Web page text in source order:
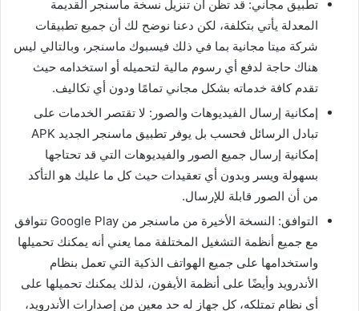
تطبيق مجاني: قد تظن أن تنزيل نسخة ماسنجر القديمة
المعدلة يأتي بتكلفة، لكن دعنا نوضح لك أن جميع تطبيقات
شركة ميتا مجانية بما في ذلك فيسبوك ماسنجر، وبالتالي ليس
هناك حاجة لدفع أي رسوم مالية لتحميله أو استخدامه حيث
تقدم كافة خدماته بشكل مجاني تمامًا ودون أي تكاليف.
إمكانية إرسال الفيديوهات والصور: لا تقتصر الخدمات على
تبادل الرسائل فحسب بل يوفر تطبيق ماسنجر الجديد APK
إمكانية إرسال جميع الصور والفيديوهات التي قد تحتاجها
بسهولة ويسر وبدون أي تعقيدات حيث كل ما عليك هو التأكد
من أن الصور قابلة للإرسال.
التوافق: النسخة الأخيرة من ماسنجر من Google Play تتوافق
مع جميع أنظمة التشغيل المختلفة مما يعني أنه يمكنك تحميلها
واستخدامها على جميع الهواتف الذكية التي تعمل بنظام
الأندرويد وأيضًا على أنظمة الأيفون، لذلك يمكنك تحميلها على
أي نظام تمتلكه، كل جهاز له حد معين من إصدارات الأندرويد،